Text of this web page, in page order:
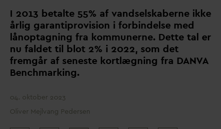
I 2013 betalte 55% af vandselskaberne ikke
årlig garantiprovision i forbindelse med
lånoptagning fra kommunerne. Dette tal er
nu faldet til blot 2% i 2022, som det
fremgår af seneste kortlægning fra DANVA
Benchmarking.
04. oktober 2023
Oliver Mejlvang Pedersen